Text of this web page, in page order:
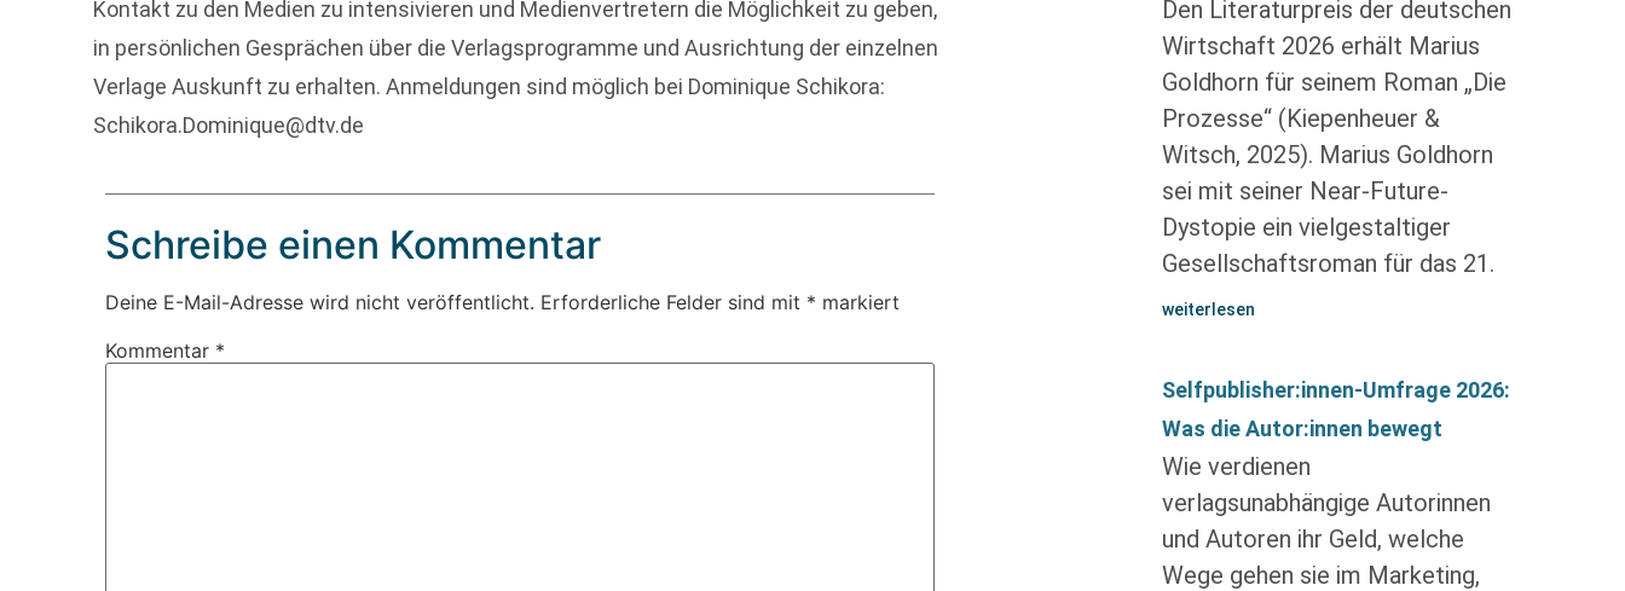
Kontakt zu den Medien zu intensivieren und Medienvertretern die Möglichkeit zu geben,
in persönlichen Gesprächen über die Verlagsprogramme und Ausrichtung der einzelnen
Verlage Auskunft zu erhalten. Anmeldungen sind möglich bei Dominique Schikora:
Schikora.Dominique@dtv.de
Schreibe einen Kommentar
Deine E-Mail-Adresse wird nicht veröffentlicht. Erforderliche Felder sind mit * markiert
Kommentar *
Den Literaturpreis der deutschen
Wirtschaft 2026 erhält Marius
Goldhorn für seinem Roman „Die
Prozesse“ (Kiepenheuer &
Witsch, 2025). Marius Goldhorn
sei mit seiner Near-Future-
Dystopie ein vielgestaltiger
Gesellschaftsroman für das 21.
weiterlesen
Selfpublisher:innen-Umfrage 2026:
Was die Autor:innen bewegt
Wie verdienen
verlagsunabhängige Autorinnen
und Autoren ihr Geld, welche
Wege gehen sie im Marketing,